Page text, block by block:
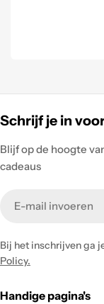
Schrijf je in
Blijf op de hoogte
cadeaus
Bij het inschrijven ga
Policy.
Handige pagina's